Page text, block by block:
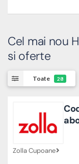
Cel mai nou
si oferte
Toate 28
Zolla Cupoane